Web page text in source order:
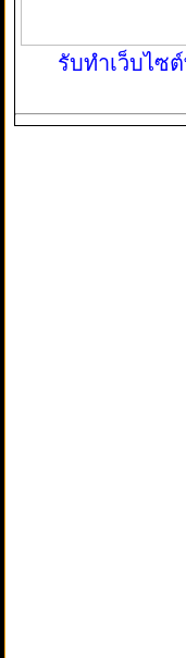
รับทำเว็บไซ